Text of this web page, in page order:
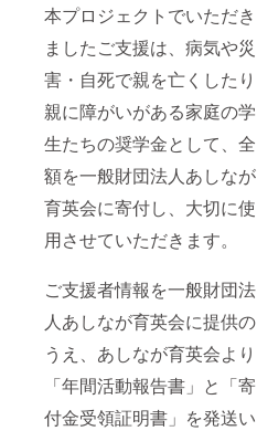
本プロジェクトでいただき
ましたご支援は、病気や災
害・自死で親を亡くしたり
親に障がいがある家庭の学
生たちの奨学金として、全
額を一般財団法人あしなが
育英会に寄付し、大切に使
用させていただきます。
ご支援者情報を一般財団法
人あしなが育英会に提供の
うえ、あしなが育英会より
「年間活動報告書」と「寄
付金受領証明書」を発送い